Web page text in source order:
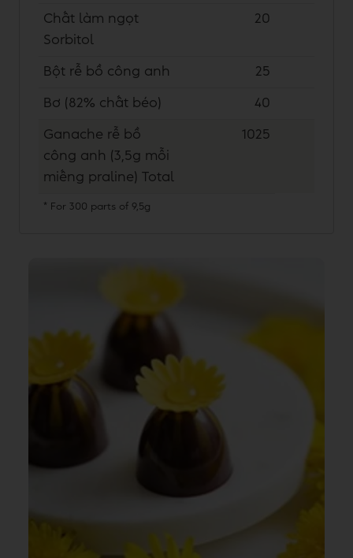
Chất làm ngọt
Sorbitol
20
Bột rễ bồ công anh 25
Bơ (82% chất béo) 40
Ganache rễ bồ
công anh (3,5g mỗi
miếng praline)
Total
1025
* For 300 parts of 9,5g